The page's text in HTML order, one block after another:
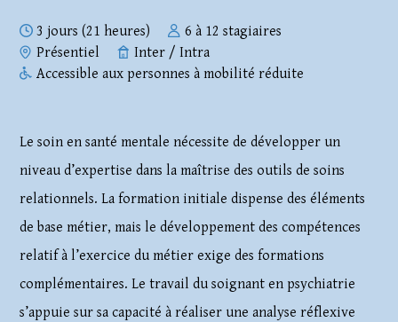
3 jours (21 heures)
6 à 12 stagiaires
Présentiel
Inter / Intra
Accessible aux personnes à mobilité réduite
Le soin en santé mentale nécessite de développer un
niveau d’expertise dans la maîtrise des outils de soins
relationnels. La formation initiale dispense des éléments
de base métier, mais le développement des compétences
relatif à l’exercice du métier exige des formations
complémentaires. Le travail du soignant en psychiatrie
s’appuie sur sa capacité à réaliser une analyse réflexive